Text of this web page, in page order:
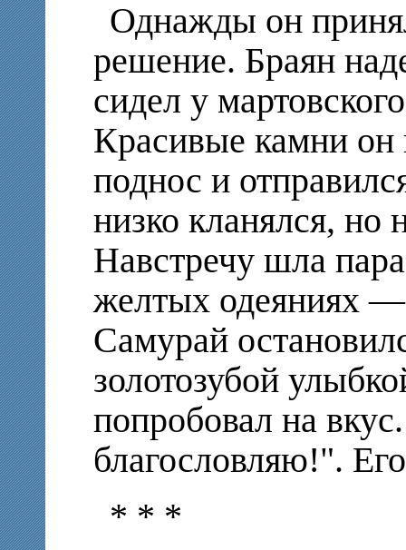
Однажды он
решение. Браян
сидел у
Красивые камни он
поднос и
низко кланялся, но
Навстречу шла
желтых одеяниях —
Самурай
золотозубой
попробовал на
благословляю!".
* * *